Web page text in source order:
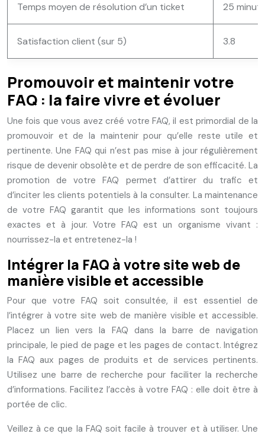
Temps moyen de résolution d’un ticket 25
Satisfaction client (sur 5) 3.8
Promouvoir et maintenir votre
FAQ : la faire vivre et évoluer
Une fois que vous avez créé votre FAQ, il est primordial de la
promouvoir et de la maintenir pour qu’elle reste utile et
pertinente. Une FAQ qui n’est pas mise à jour régulièrement
risque de devenir obsolète et de perdre de son efficacité. La
promotion de votre FAQ permet d’attirer du trafic et
d’inciter les clients potentiels à la consulter. La maintenance
de votre FAQ garantit que les informations sont toujours
exactes et à jour. Votre FAQ est un organisme vivant :
nourrissez-la et entretenez-la !
Intégrer la FAQ à votre site web de
manière visible et accessible
Pour que votre FAQ soit consultée, il est essentiel de
l’intégrer à votre site web de manière visible et accessible.
Placez un lien vers la FAQ dans la barre de navigation
principale, le pied de page et les pages de contact. Intégrez
la FAQ aux pages de produits et de services pertinents.
Utilisez une barre de recherche pour faciliter la recherche
d’informations. Facilitez l’accès à votre FAQ : elle doit être à
portée de clic.
Veillez à ce que la FAQ soit facile à trouver et à utiliser. Une